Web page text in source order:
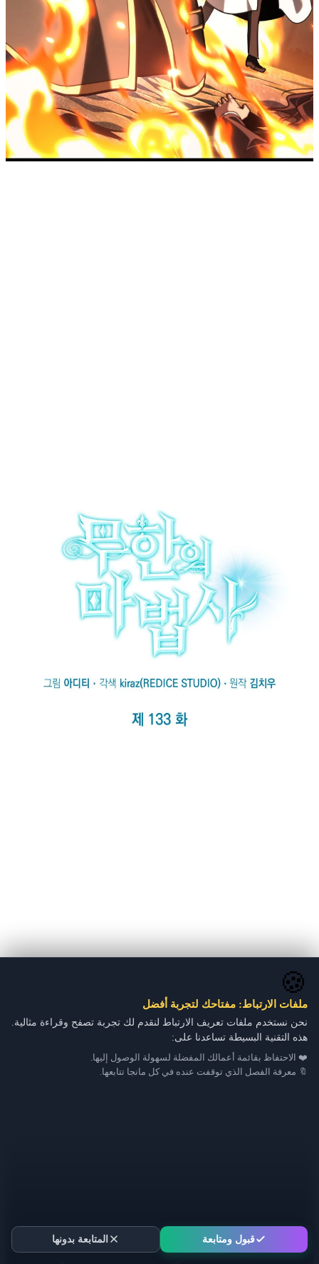
🍪
ملفات الارتباط: مفتاحك لتجربة أفضل
نحن نستخدم ملفات تعريف الارتباط لنقدم لك تجربة تصفح وقراءة مثالية.
هذه التقنية البسيطة تساعدنا على:
❤️ الاحتفاظ بقائمة أعمالك المفضلة لسهولة الوصول إليها.
🔖 معرفة الفصل الذي توقفت عنده في كل مانجا تتابعها.
قبول ومتابعة المتابعة بدونها